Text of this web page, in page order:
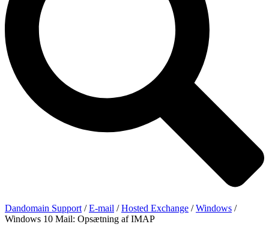
Dandomain Support /E-mail /Hosted Exchange /Windows /
Windows 10 Mail: Opsætning af IMAP